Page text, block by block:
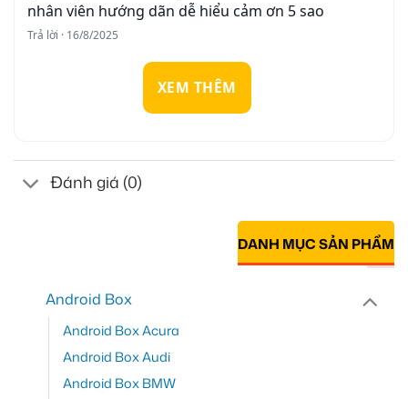
nhân viên hướng dãn dễ hiểu cảm ơn 5 sao
Trả lời · 16/8/2025
XEM THÊM
Đánh giá (0)
DANH MỤC SẢN PHẨM
Android Box
Android Box Acura
Android Box Audi
Android Box BMW